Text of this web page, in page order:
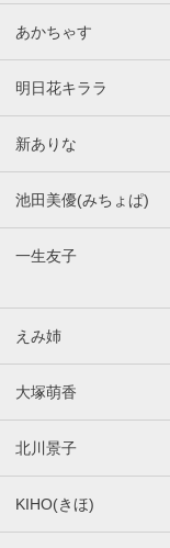
あかちゃす
明日花キララ
新ありな
池田美優(みちょぱ)
一生友子
えみ姉
大塚萌香
北川景子
KIHO(きほ)